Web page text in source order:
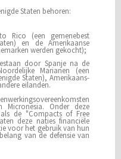
Staten behoren:
Rico (een gemenebest
en de Amerikaanse
werden gekocht);
door Spanje na de
Marianen (een
Staten), Amerikaans-
eilanden.
Micronesia. Onder deze
de "Compacts of Free
deze naties financiële
voor het gebruik van hun
van de defensie van